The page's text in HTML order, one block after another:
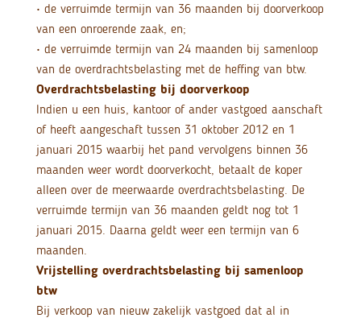
• de verruimde termijn van 36 maanden bij doorverkoop
van een onroerende zaak, en;
• de verruimde termijn van 24 maanden bij samenloop
van de overdrachtsbelasting met de heffing van btw.
Overdrachtsbelasting bij doorverkoop
Indien u een huis, kantoor of ander vastgoed aanschaft
of heeft aangeschaft tussen 31 oktober 2012 en 1
januari 2015 waarbij het pand vervolgens binnen 36
maanden weer wordt doorverkocht, betaalt de koper
alleen over de meerwaarde overdrachtsbelasting. De
verruimde termijn van 36 maanden geldt nog tot 1
januari 2015. Daarna geldt weer een termijn van 6
maanden.
Vrijstelling overdrachtsbelasting bij samenloop
btw
Bij verkoop van nieuw zakelijk vastgoed dat al in